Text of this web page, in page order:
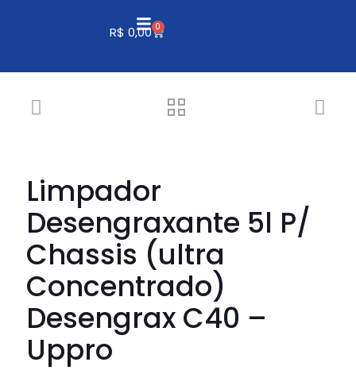
R$ 0,00 0
Limpador
Desengraxante 5l P/
Chassis (ultra
Concentrado)
Desengrax C40 –
Uppro